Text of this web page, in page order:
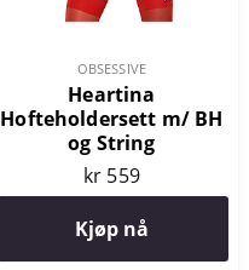
OBSESSIVE
Heartina
Hofteholdersett m/ BH
og String
kr 559
Kjøp nå